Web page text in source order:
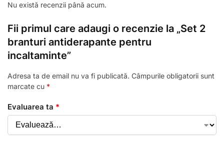
Nu există recenzii până acum.
Fii primul care adaugi o recenzie la „Set 2
branturi antiderapante pentru
incaltaminte”
Adresa ta de email nu va fi publicată. Câmpurile obligatorii sunt
marcate cu *
Evaluarea ta *